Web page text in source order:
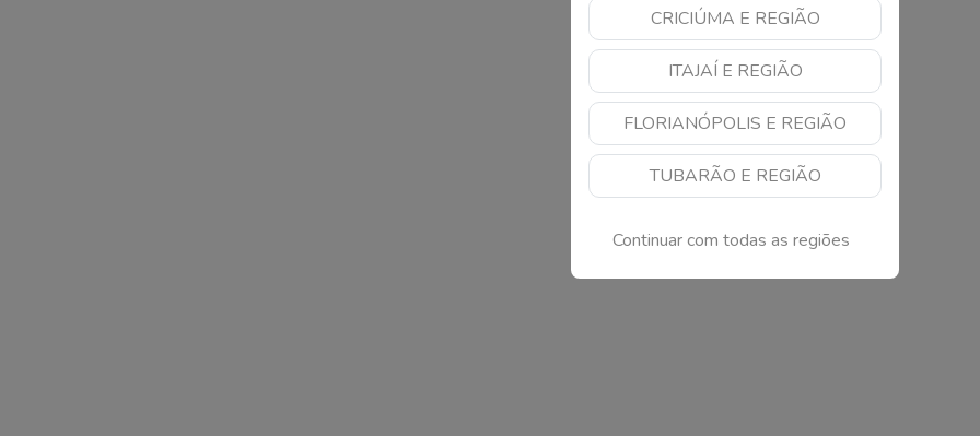
CRICIÚMA E REGIÃO
ITAJAÍ E REGIÃO
FLORIANÓPOLIS E REGIÃO
TUBARÃO E REGIÃO
Continuar com todas as regiões